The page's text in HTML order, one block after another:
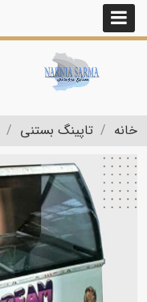
خانه
تاپینگ بستنی